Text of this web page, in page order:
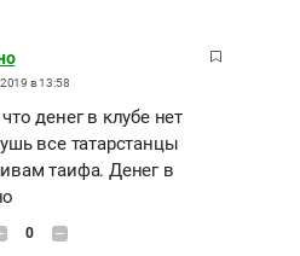
в 13:58
денег в клубе нет
все татарстанцы
таифа. Денег в
0